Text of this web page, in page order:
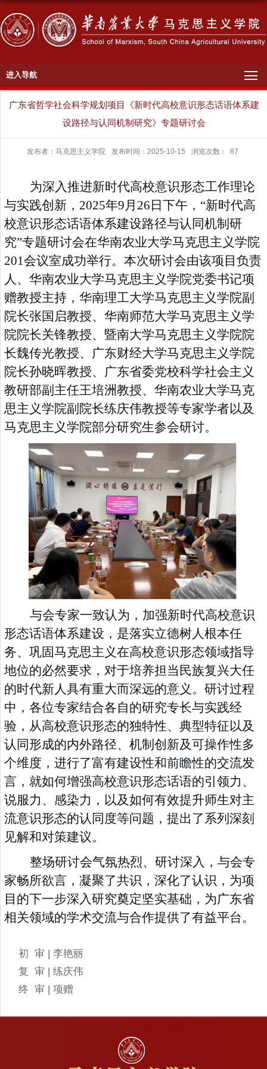
进入导航
广东省哲学社会科学规划项目《新时代高校意识形态话语体系建
设路径与认同机制研究》专题研讨会
发布者：马克思主义学院 发布时间：2025-10-15 浏览次数： 87
为深入推进新时代高校意识形态工作理论
与实践创新， 2025年9月26日下午， “新时代高
校意识形态话语体系建设路径与认同机制研
究”专题研讨会在华南农业大学马克思主义学院
201会议室成功举行。本次研讨会由该项目负责
人、 华南农业大学马克思主义学院党委书记项
赠教授主持 ， 华南理工大学马克思主义学院副
院长张国启教授、 华南师范大学马克思主义学
院院长关锋教授、 暨南大学马克思主义学院院
长魏传光教授、 广东财经大学马克思主义学院
院长孙晓晖教授、 广东省委党校科学社会主义
教研部副主任王培洲教授、 华南农业大学马克
思主义学院副院长练庆伟教授等专家学者以及
马克思主义学院部分研究生参会研讨。
与会专家一致认为，加强新时代高校意识
形态话语体系建设，是落实立德树人根本任
务、巩固马克思主义在高校意识形态领域指导
地位的必然要求，对于培养担当民族复兴大任
的时代新人具有重大而深远的意义。研讨过程
中，各位专家结合各自的研究专长与实践经
验，从高校意识形态的独特性、典型特征以及
认同形成的内外路径、机制创新及可操作性多
个维度， 进行了富有建设性和前瞻性的交流发
言，就如何增强高校意识形态话语的引领力、
说服力、感染力，以及如何有效提升师生对主
流意识形态的认同度等问题，提出了系列深刻
见解和对策建议。
整场研讨会气氛热烈、研讨深入 ， 与会专
家畅所欲言，凝聚了共识，深化了认识，为项
目的下一步深入研究奠定坚实基础 ， 为广东省
相关领域的学术交流与合作提供了有益平台。
初 审 | 李艳丽
复 审 | 练庆伟
终 审 | 项赠